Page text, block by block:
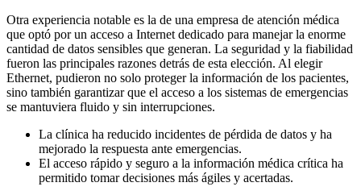
Otra experiencia notable es la de una empresa de atención médica
que optó por un acceso a Internet dedicado para manejar la enorme
cantidad de datos sensibles que generan. La seguridad y la fiabilidad
fueron las principales razones detrás de esta elección. Al elegir
Ethernet, pudieron no solo proteger la información de los pacientes,
sino también garantizar que el acceso a los sistemas de emergencias
se mantuviera fluido y sin interrupciones.
La clínica ha reducido incidentes de pérdida de datos y ha
mejorado la respuesta ante emergencias.
El acceso rápido y seguro a la información médica crítica ha
permitido tomar decisiones más ágiles y acertadas.